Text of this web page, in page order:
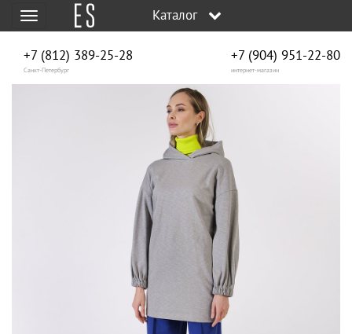
Меню Каталог
+7 (812) 389-25-28
Санкт-Петербург
+7 (904) 951‑22‑80
интернет-магазин